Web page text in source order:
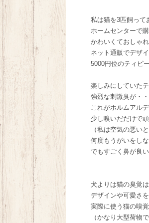
私は猫を3匹飼って
ホームセンターで
かわいくておしゃ
ネット通販でデザ
5000円位のティピ
楽しみにしていた
強烈な刺激臭が・・
これがホルムアル
少し嗅いだだけで
（私は空気の悪い
何度もうがいをし
でもすごく鼻が良
犬よりは猫の臭覚
デザインや可愛さ
実際に使う猫の嗅
（かなり大型荷物